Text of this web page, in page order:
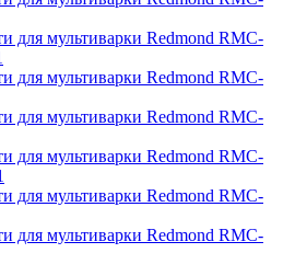
для мультиварки Redmond RMC-
для мультиварки Redmond RMC-
для мультиварки Redmond RMC-
для мультиварки Redmond RMC-
для мультиварки Redmond RMC-
для мультиварки Redmond RMC-